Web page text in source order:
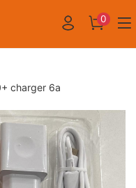
0
charger 6a